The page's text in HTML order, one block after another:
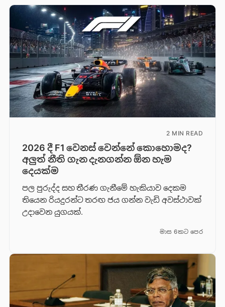
2 MIN READ
2026 දී F1 වෙනස් වෙන්නේ කොහොමද?
අලුත් නීති ගැන දැනගන්න ඕන හැම
දෙයක්ම
පල පුරුද්ද සහ තීරණ ගැනීමේ හැකියාව දෙකම
තියෙන රියදුරන්ට තරඟ ජය ගන්න වැඩි අවස්ථාවක්
උදාවෙන යුගයක්.
මාස 6කට පෙර